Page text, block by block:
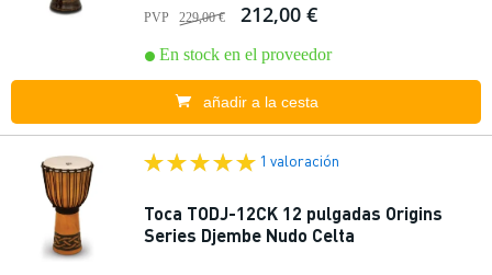
PVP 229,00 € 212,00 €
En stock en el proveedor
añadir a la cesta
1 valoración
Toca TODJ-12CK 12 pulgadas Origins
Series Djembe Nudo Celta